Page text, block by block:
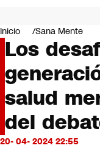
Negocios
Deportes
Programas
Cultura
Servicios
Bits
CNN tiempo
Futuro 360
Inicio Sana Mente
Los
salud
del
20- 04- 2024 22:55